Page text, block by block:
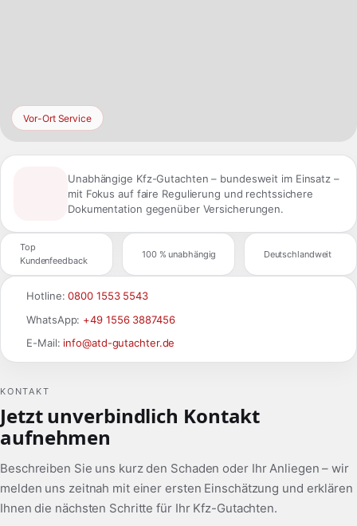
KONTAKT
Jetzt unverbindlich Kontakt
aufnehmen
Beschreiben Sie uns kurz den Schaden oder Ihr Anliegen – wir
melden uns zeitnah mit einer ersten Einschätzung und erklären
Ihnen die nächsten Schritte für Ihr Kfz-Gutachten.
Vor-Ort Service
Unabhängige Kfz-Gutachten – bundesweit im Einsatz –
mit Fokus auf faire Regulierung und rechtssichere
Dokumentation gegenüber Versicherungen.
Top
Kundenfeedback
100 % unabhängig Deutschlandweit
Hotline:0800 1553 5543
WhatsApp: +49 1556 3887456
E-Mail: info@atd-gutachter.de